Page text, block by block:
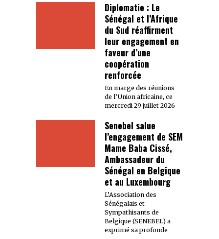
Diplomatie : Le
Sénégal et l’Afrique
du Sud réaffirment
leur engagement en
faveur d’une
coopération
renforcée
En marge des réunions
de l’Union africaine, ce
mercredi 29 juillet 2026
Senebel salue
l’engagement de SEM
Mame Baba Cissé,
Ambassadeur du
Sénégal en Belgique
et au Luxembourg
L’Association des
Sénégalais et
Sympathisants de
Belgique (SENEBEL) a
exprimé sa profonde